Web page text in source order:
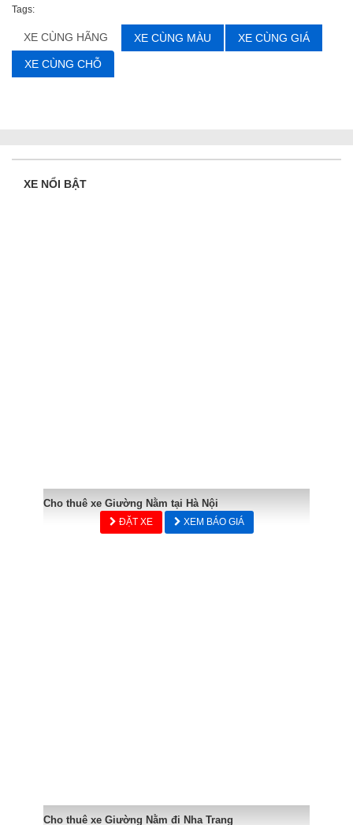
Tags:
XE CÙNG HÃNG XE CÙNG MÀU XE CÙNG GIÁ
XE CÙNG CHỖ
XE NỔI BẬT
Cho thuê xe Giường Nằm tại Hà Nội
ĐẶT XE XEM BÁO GIÁ
Cho thuê xe Giường Nằm đi Nha Trang